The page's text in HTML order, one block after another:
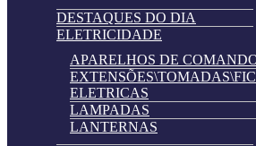
DESTAQUES DO DIA
ELETRICIDADE
APARELHOS DE
ELETRICAS
LAMPADAS
LANTERNAS